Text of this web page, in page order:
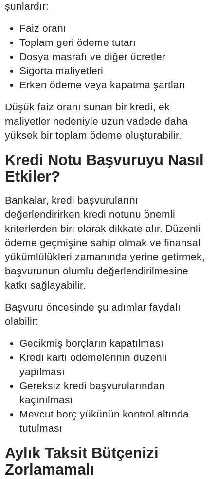
şunlardır:
Faiz oranı
Toplam geri ödeme tutarı
Dosya masrafı ve diğer ücretler
Sigorta maliyetleri
Erken ödeme veya kapatma şartları
Düşük faiz oranı sunan bir kredi, ek
maliyetler nedeniyle uzun vadede daha
yüksek bir toplam ödeme oluşturabilir.
Kredi Notu Başvuruyu Nasıl
Etkiler?
Bankalar, kredi başvurularını
değerlendirirken kredi notunu önemli
kriterlerden biri olarak dikkate alır. Düzenli
ödeme geçmişine sahip olmak ve finansal
yükümlülükleri zamanında yerine getirmek,
başvurunun olumlu değerlendirilmesine
katkı sağlayabilir.
Başvuru öncesinde şu adımlar faydalı
olabilir:
Gecikmiş borçların kapatılması
Kredi kartı ödemelerinin düzenli
yapılması
Gereksiz kredi başvurularından
kaçınılması
Mevcut borç yükünün kontrol altında
tutulması
Aylık Taksit Bütçenizi
Zorlamamalı